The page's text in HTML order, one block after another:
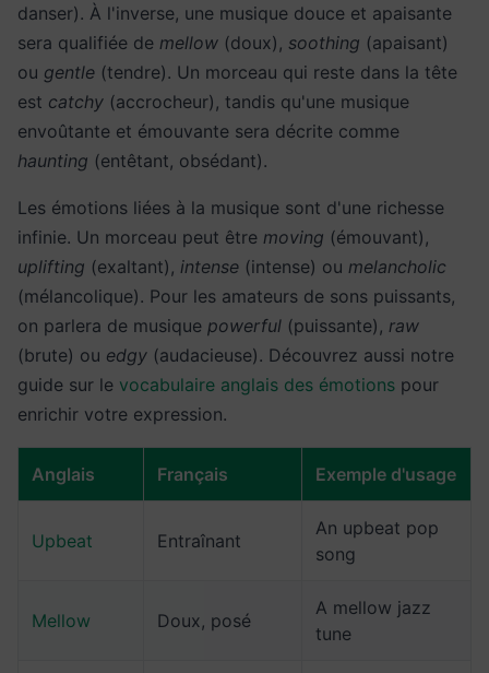
danser). À l'inverse, une musique douce et apaisante
sera qualifiée de mellow (doux), soothing (apaisant)
ou gentle (tendre). Un morceau qui reste dans la tête
est catchy (accrocheur), tandis qu'une musique
envoûtante et émouvante sera décrite comme
haunting (entêtant, obsédant).
Les émotions liées à la musique sont d'une richesse
infinie. Un morceau peut être moving (émouvant),
uplifting (exaltant), intense (intense) ou melancholic
(mélancolique). Pour les amateurs de sons puissants,
on parlera de musique powerful (puissante), raw
(brute) ou edgy (audacieuse). Découvrez aussi notre
guide sur le vocabulaire anglais des émotions pour
enrichir votre expression.
Anglais Français Exemple d'usage
Upbeat Entraînant
An upbeat pop
song
Mellow Doux, posé
A mellow jazz
tune